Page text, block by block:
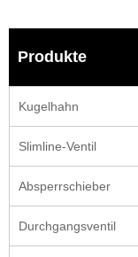
Produkte
Kugelhahn
Slimline-Ventil
Absperrschieber
Durchgangsventil